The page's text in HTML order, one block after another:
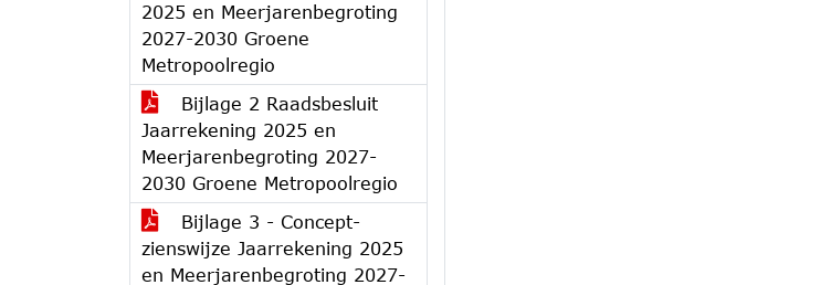
2025 en Meerjarenbegroting
2027-2030 Groene
Metropoolregio
Bijlage 2 Raadsbesluit
Jaarrekening 2025 en
Meerjarenbegroting 2027-
2030 Groene Metropoolregio
Bijlage 3 - Concept-
zienswijze Jaarrekening 2025
en Meerjarenbegroting 2027-